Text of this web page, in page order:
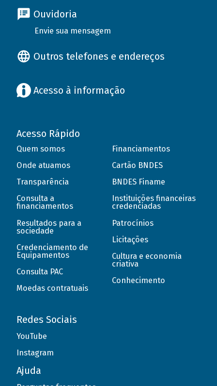
Ouvidoria
Envie sua mensagem
Outros telefones e endereços
Acesso à informação
Acesso Rápido
Quem somos
Onde atuamos
Transparência
Consulta a
financiamentos
Resultados para a
sociedade
Credenciamento de
Equipamentos
Consulta PAC
Moedas contratuais
Financiamentos
Cartão BNDES
BNDES Finame
Instituições financeiras
credenciadas
Patrocínios
Licitações
Cultura e economia
criativa
Conhecimento
Redes Sociais
YouTube
Instagram
Ajuda